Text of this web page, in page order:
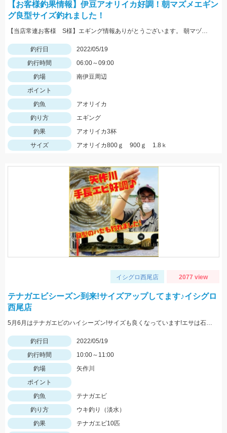
【お客様釣果情報】伊豆アオリイカ好調！朝マズメエギン
グ良型サイズ釣れました！
【当店常連お客様 S様】エギング情報ありがとうございます。 朝マヅメの時間帯３杯立て続けに、1.8㌔・800ｇ・900ｇが釣れました！ 1.8㌔のヒットエギは【エギ王Ｋ3.5号 黒潮ＳＰ マッスルファイト】
釣行日
2022/05/19
釣行時間
06:00～09:00
釣場
南伊豆周辺
ポイント
釣魚
アオリイカ
釣り方
エギング
釣果
アオリイカ3杯
サイズ
アオリイカ800ｇ 900ｇ 1.8ｋ
イシグロ西尾店 2077 view
テナガエビシーズン到来!サイズアップしてます♪イシグロ
西尾店
5月6月はテナガエビのハイシーズン!サイズも良くなっています!エサは石ゴカイで、小さく切ると針掛かりアップします!
釣行日
2022/05/19
釣行時間
10:00～11:00
釣場
矢作川
ポイント
釣魚
テナガエビ
釣り方
ウキ釣り（淡水）
釣果
テナガエビ10匹